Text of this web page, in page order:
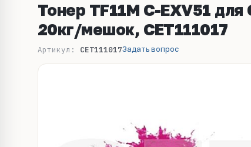
Тонер TF11M C-EXV51
20кг/мешок, CET111017
Артикул: CET111017Задать вопрос